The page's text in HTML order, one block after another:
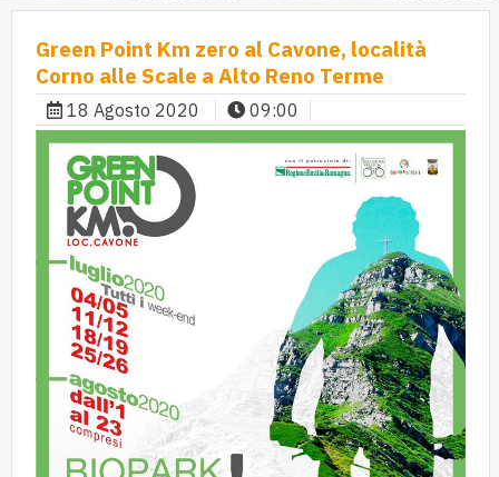
Green Point Km zero al Cavone, località
Corno alle Scale a Alto Reno Terme
18 Agosto 2020 09:00